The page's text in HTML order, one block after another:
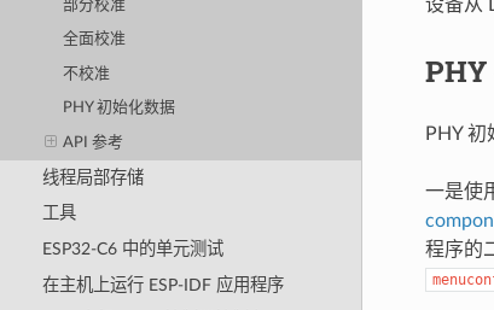
部分校准
全面校准
不校准
PHY 初始化数据
API 参考
线程局部存储
工具
ESP32-C6 中的单元测试
在主机上运行 ESP-IDF 应用程序
设备从
PHY
PHY
一是使
程序的